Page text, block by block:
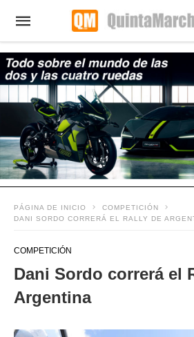
PÁGINA DE INICIO
COMPETICIÓN
DANI SORDO CORRERÁ EL RALLY DE
COMPETICIÓN
Dani Sordo correrá el
Argentina